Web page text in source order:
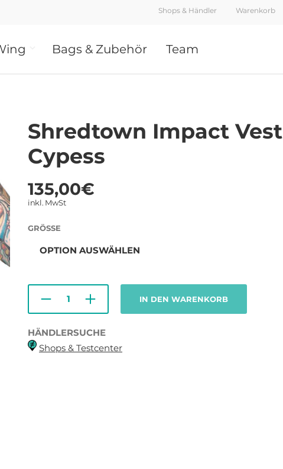
Shops & Händler Warenkorb
Bags & Zubehör Team
Shredtown Impact Vest
Cypess
135,00€
inkl. MwSt
GRÖSSE
IN DEN WARENKORB
HÄNDLERSUCHE
Shops & Testcenter